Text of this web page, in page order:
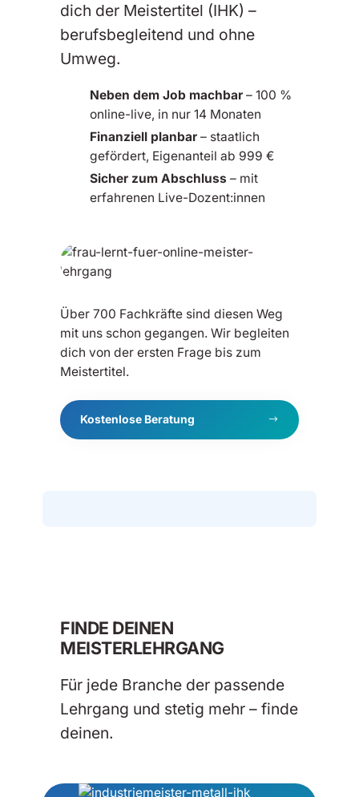
dich der Meistertitel (IHK) –
berufsbegleitend und ohne
Umweg.
Neben dem Job machbar – 100 %
online-live, in nur 14 Monaten
Finanziell planbar – staatlich
gefördert, Eigenanteil ab 999 €
Sicher zum Abschluss – mit
erfahrenen Live-Dozent:innen
Über 700 Fachkräfte sind diesen Weg
mit uns schon gegangen. Wir begleiten
dich von der ersten Frage bis zum
Meistertitel.
Kostenlose Beratung
FINDE DEINEN
MEISTERLEHRGANG
Für jede Branche der passende
Lehrgang und stetig mehr – finde
deinen.